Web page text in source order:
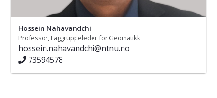
Hossein Nahavandchi
Professor, Faggruppeleder for Geomatikk
hossein.nahavandchi@ntnu.no
73594578